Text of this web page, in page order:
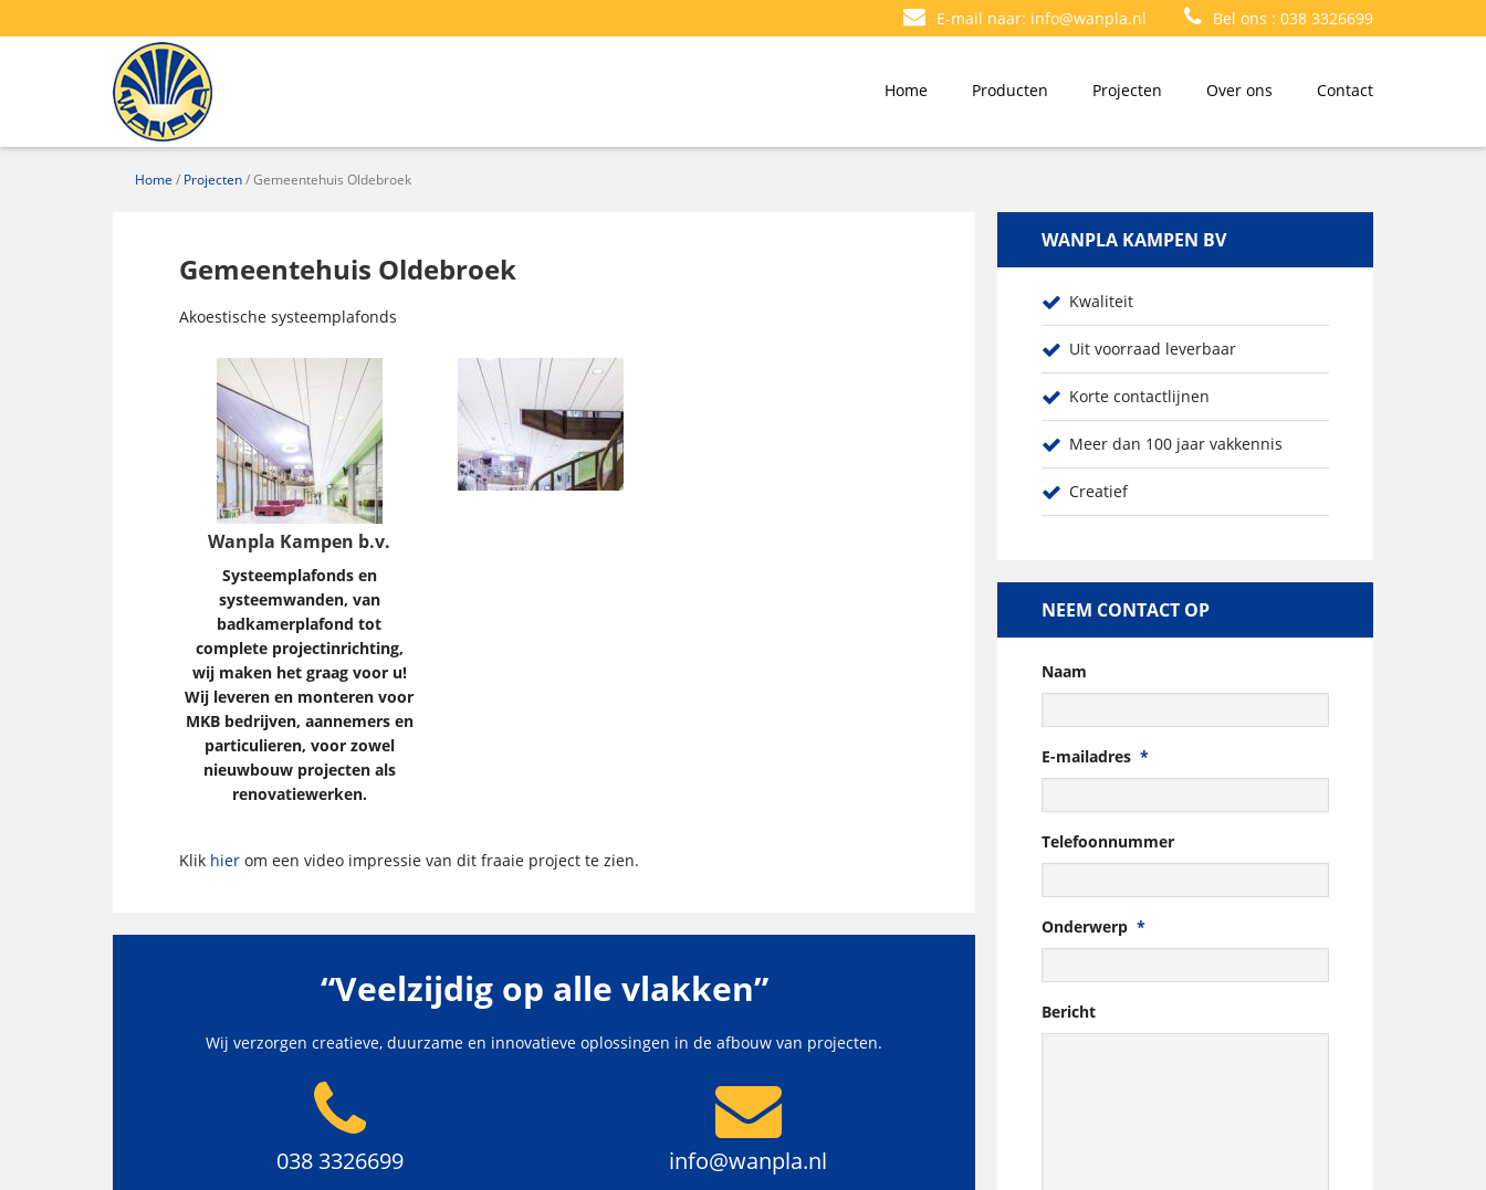
E-mail naar: info@wanpla.nl Bel ons : 038 3326699
Home Producten Projecten Over ons Contact
Home / Projecten/Gemeentehuis Oldebroek
Gemeentehuis Oldebroek
Akoestische systeemplafonds
Wanpla Kampen b.v.
Systeemplafonds en
systeemwanden, van
badkamerplafond tot
complete projectinrichting,
wij maken het graag voor u!
Wij leveren en monteren voor
MKB bedrijven, aannemers en
particulieren, voor zowel
nieuwbouw projecten als
renovatiewerken.
Klik hier om een video impressie van dit fraaie project te zien.
“Veelzijdig op alle vlakken”
Wij verzorgen creatieve, duurzame en innovatieve oplossingen in de afbouw van projecten.
038 3326699 info@wanpla.nl
WANPLA KAMPEN BV
Kwaliteit
Uit voorraad leverbaar
Korte contactlijnen
Meer dan 100 jaar vakkennis
Creatief
NEEM CONTACT OP
Naam
E-mailadres *
Telefoonnummer
Onderwerp *
Bericht